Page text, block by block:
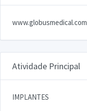
www.globusmedical.com
Atividade Principal
IMPLANTES